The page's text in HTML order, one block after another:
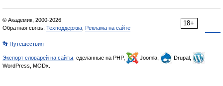
18+
© Академик, 2000-2026
Обратная связь: Техподдержка Реклама на сайте
👣 Путешествия
Экспорт словарей на сайты , сделанные на PHP, Joomla,
Drupal,
WordPress, MODx.